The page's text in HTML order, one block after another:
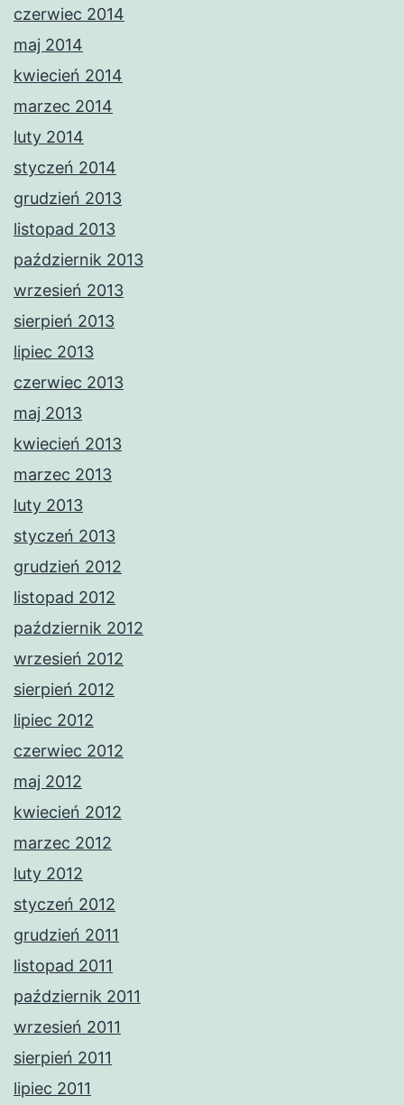
czerwiec 2014
maj 2014
kwiecień 2014
marzec 2014
luty 2014
styczeń 2014
grudzień 2013
listopad 2013
październik 2013
wrzesień 2013
sierpień 2013
lipiec 2013
czerwiec 2013
maj 2013
kwiecień 2013
marzec 2013
luty 2013
styczeń 2013
grudzień 2012
listopad 2012
październik 2012
wrzesień 2012
sierpień 2012
lipiec 2012
czerwiec 2012
maj 2012
kwiecień 2012
marzec 2012
luty 2012
styczeń 2012
grudzień 2011
listopad 2011
październik 2011
wrzesień 2011
sierpień 2011
lipiec 2011